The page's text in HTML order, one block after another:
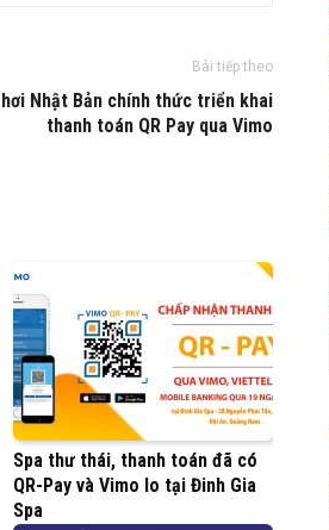
Bài tiếp theo
hơi Nhật Bản chính thức triển khai
thanh toán QR Pay qua Vimo
Spa thư thái, thanh toán đã có
QR-Pay và Vimo lo tại Đinh Gia
Spa